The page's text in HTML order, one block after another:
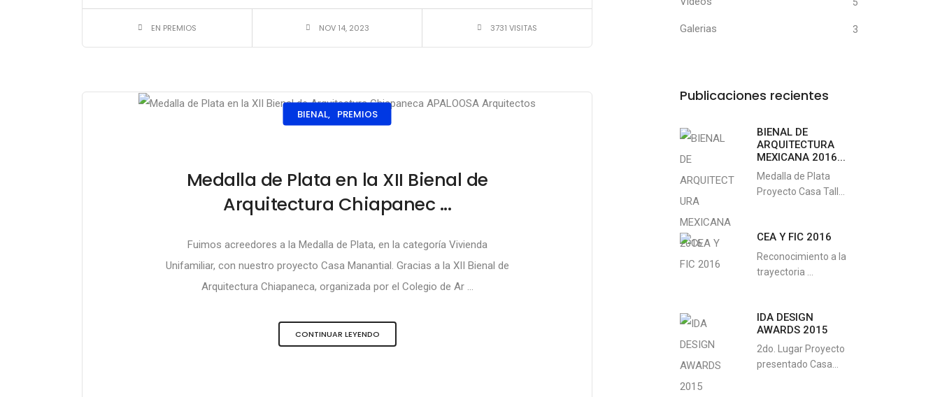
EN PREMIOS NOV 14, 2023 3731 VISITAS
BIENAL, PREMIOS
Medalla de Plata en la XII Bienal de
Arquitectura Chiapanec ...
Fuimos acreedores a la Medalla de Plata, en la categoría Vivienda
Unifamiliar, con nuestro proyecto Casa Manantial. Gracias a la XII Bienal de
Arquitectura Chiapaneca, organizada por el Colegio de Ar ...
CONTINUAR LEYENDO
Galerias 3
Publicaciones recientes
BIENAL DE
ARQUITECTURA
MEXICANA 2016...
Medalla de Plata
Proyecto Casa Tall...
CEA Y FIC 2016
Reconocimiento a la
trayectoria ...
IDA DESIGN
AWARDS 2015
2do. Lugar Proyecto
presentado Casa...